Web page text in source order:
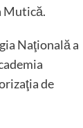
Mutică.
Naţională a
de